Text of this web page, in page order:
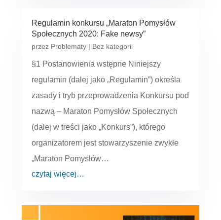
Regulamin konkursu „Maraton Pomysłów
Społecznych 2020: Fake newsy”
przez Problematy| Bez kategorii
§1 Postanowienia wstępne Niniejszy
regulamin (dalej jako „Regulamin”) określa
zasady i tryb przeprowadzenia Konkursu pod
nazwą – Maraton Pomysłów Społecznych
(dalej w treści jako „Konkurs”), którego
organizatorem jest stowarzyszenie zwykłe
„Maraton Pomysłów…
czytaj więcej…